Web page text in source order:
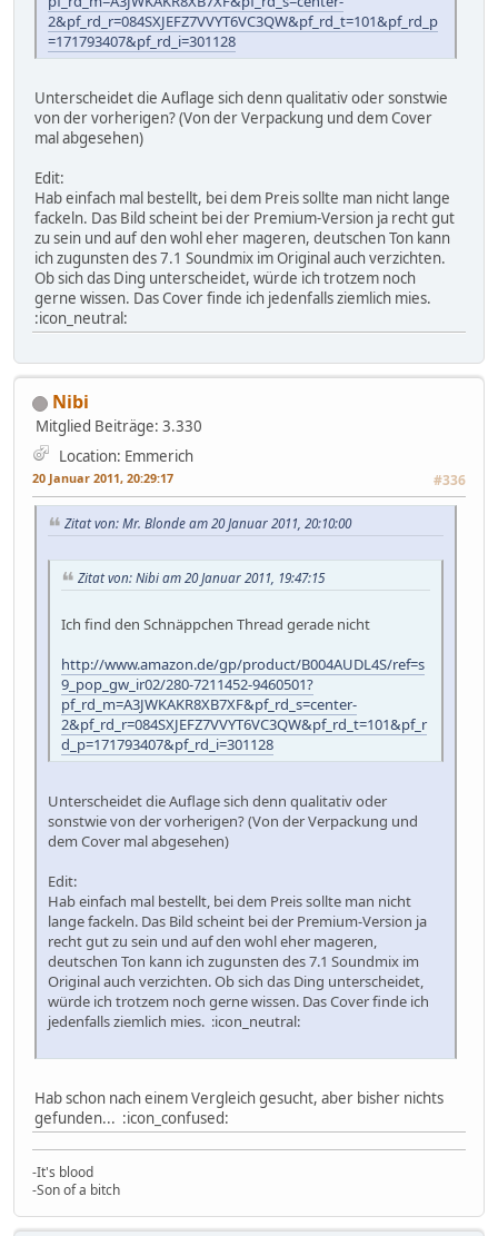
2&pf_rd_r=084SXJEFZ7VVYT6VC3QW&pf_rd_t=101&pf_rd_p
=171793407&pf_rd_i=301128
Unterscheidet die Auflage sich denn qualitativ oder sonstwie
von der vorherigen? (Von der Verpackung und dem Cover
mal abgesehen)
Edit:
Hab einfach mal bestellt, bei dem Preis sollte man nicht lange
fackeln. Das Bild scheint bei der Premium-Version ja recht gut
zu sein und auf den wohl eher mageren, deutschen Ton kann
ich zugunsten des 7.1 Soundmix im Original auch verzichten.
Ob sich das Ding unterscheidet, würde ich trotzem noch
gerne wissen. Das Cover finde ich jedenfalls ziemlich mies.
:icon_neutral:
Nibi
Mitglied Beiträge: 3.330
Location: Emmerich
20 Januar 2011, 20:29:17 #336
Zitat von: Mr. Blonde am 20 Januar 2011, 20:10:00
Zitat von: Nibi am 20 Januar 2011, 19:47:15
Ich find den Schnäppchen Thread gerade nicht
http://www.amazon.de/gp/product/B004AUDL4S/ref=s
9_pop_gw_ir02/280-7211452-9460501?
pf_rd_m=A3JWKAKR8XB7XF&pf_rd_s=center-
2&pf_rd_r=084SXJEFZ7VVYT6VC3QW&pf_rd_t=101&pf_r
d_p=171793407&pf_rd_i=301128
Unterscheidet die Auflage sich denn qualitativ oder
sonstwie von der vorherigen? (Von der Verpackung und
dem Cover mal abgesehen)
Edit:
Hab einfach mal bestellt, bei dem Preis sollte man nicht
lange fackeln. Das Bild scheint bei der Premium-Version ja
recht gut zu sein und auf den wohl eher mageren,
deutschen Ton kann ich zugunsten des 7.1 Soundmix im
Original auch verzichten. Ob sich das Ding unterscheidet,
würde ich trotzem noch gerne wissen. Das Cover finde ich
jedenfalls ziemlich mies. :icon_neutral:
Hab schon nach einem Vergleich gesucht, aber bisher nichts
gefunden... :icon_confused:
-It's blood
-Son of a bitch